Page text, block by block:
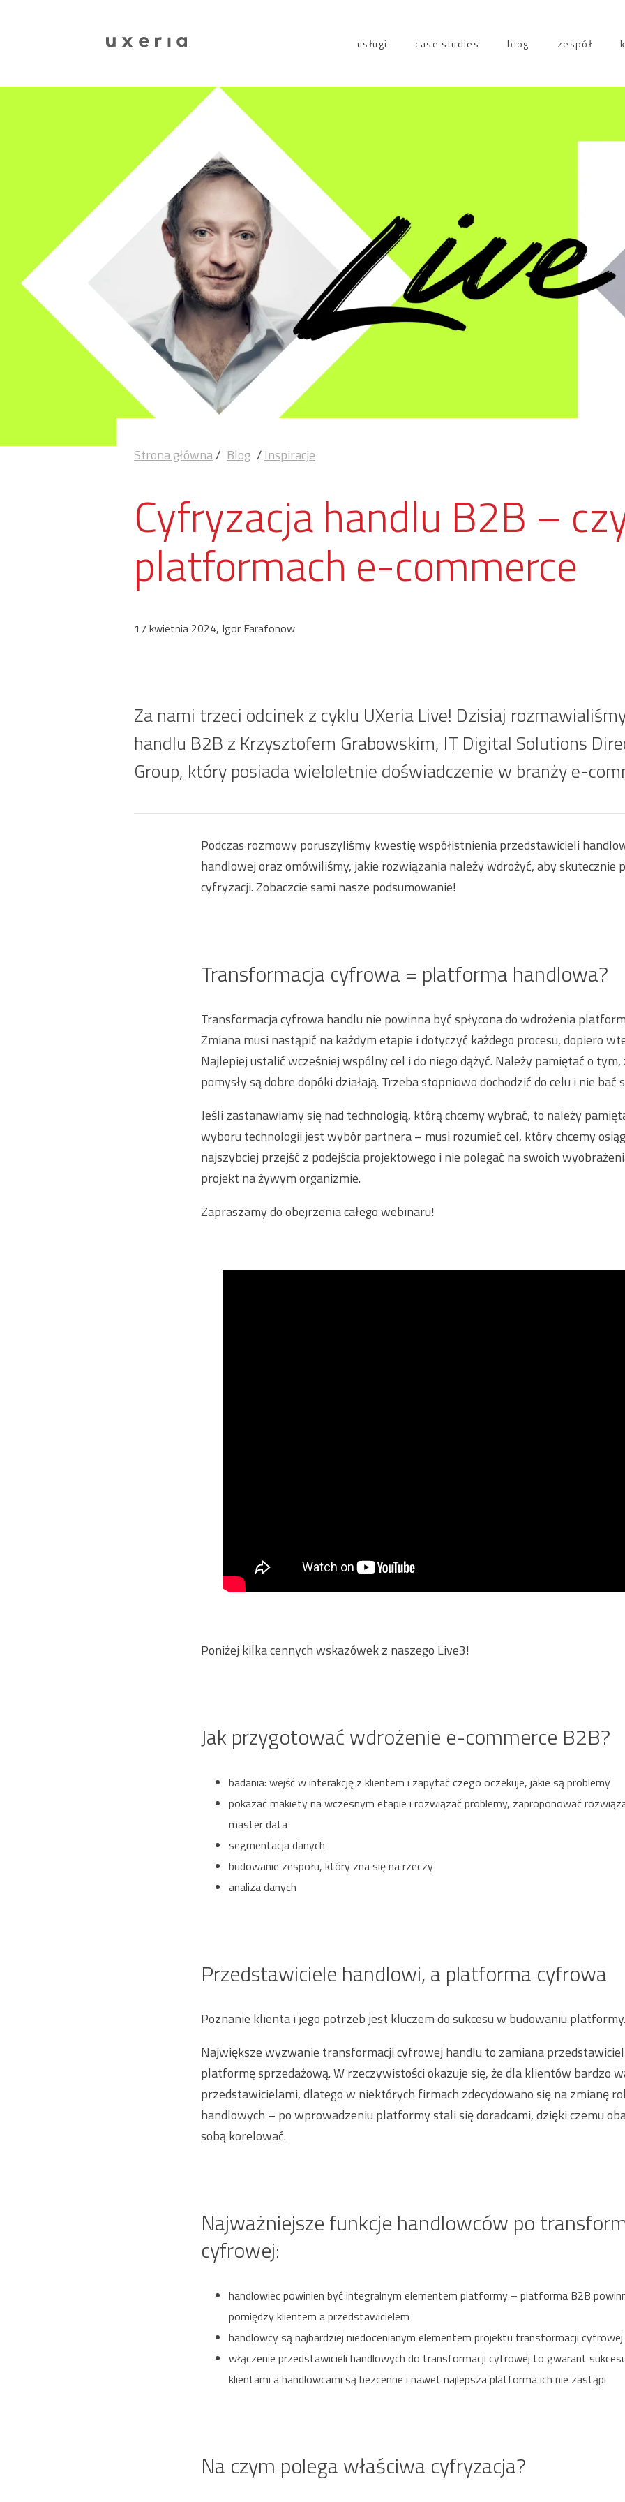
usługi case studies blog zespół
Strona główna/ Blog /Inspiracje
Cyfryzacja handlu B2B –
platformach e-commerce
17 kwietnia 2024, Igor Farafonow
Za nami trzeci odcinek z cyklu UXeria Live! Dzisiaj
handlu B2B z Krzysztofem Grabowskim, IT Digital Solutions
Group, który posiada wieloletnie doświadczenie w branży e-
Podczas rozmowy poruszyliśmy kwestię współistnienia przedstawicieli
handlowej oraz omówiliśmy, jakie rozwiązania należy wdrożyć, aby skutecznie
cyfryzacji. Zobaczcie sami nasze podsumowanie!
Transformacja cyfrowa = platforma handlowa?
Transformacja cyfrowa handlu nie powinna być spłycona do wdrożenia
Zmiana musi nastąpić na każdym etapie i dotyczyć każdego procesu, dopiero
Najlepiej ustalić wcześniej wspólny cel i do niego dążyć. Należy pamiętać o tym,
pomysły są dobre dopóki działają. Trzeba stopniowo dochodzić do celu i nie bać
Jeśli zastanawiamy się nad technologią, którą chcemy wybrać, to należy
wyboru technologii jest wybór partnera – musi rozumieć cel, który chcemy
najszybciej przejść z podejścia projektowego i nie polegać na swoich
projekt na żywym organizmie.
Zapraszamy do obejrzenia całego webinaru!
Poniżej kilka cennych wskazówek z naszego Live3!
Jak przygotować wdrożenie e-commerce B2B?
badania: wejść w interakcję z klientem i zapytać czego oczekuje, jakie są problemy
pokazać makiety na wczesnym etapie i rozwiązać problemy, zaproponować
master data
segmentacja danych
budowanie zespołu, który zna się na rzeczy
analiza danych
Przedstawiciele handlowi, a platforma cyfrowa
Poznanie klienta i jego potrzeb jest kluczem do sukcesu w budowaniu platformy.
Największe wyzwanie transformacji cyfrowej handlu to zamiana
platformę sprzedażową. W rzeczywistości okazuje się, że dla klientów bardzo
przedstawicielami, dlatego w niektórych firmach zdecydowano się na zmianę
handlowych – po wprowadzeniu platformy stali się doradcami, dzięki czemu
sobą korelować.
Najważniejsze funkcje handlowców po
cyfrowej:
handlowiec powinien być integralnym elementem platformy – platforma B2B
pomiędzy klientem a przedstawicielem
handlowcy są najbardziej niedocenianym elementem projektu transformacji cyfrowej
włączenie przedstawicieli handlowych do transformacji cyfrowej to gwarant
klientami a handlowcami są bezcenne i nawet najlepsza platforma ich nie zastąpi
Na czym polega właściwa cyfryzacja?